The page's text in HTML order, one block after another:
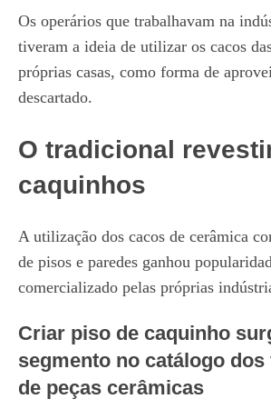
Os operários que trabalhavam na
tiveram a ideia de utilizar os cacos
próprias casas, como forma de
descartado.
O tradicional
caquinhos
A utilização dos cacos de cerâmica
de pisos e paredes ganhou
comercializado pelas próprias
Criar piso de caquinho
segmento no catálogo
de peças cerâmicas